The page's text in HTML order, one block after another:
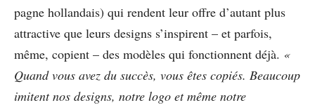
pagne hollandais) qui rendent leur offre d’autant plus
attractive que leurs designs s’inspirent – et parfois,
même, copient – des modèles qui fonctionnent déjà. «
Quand vous avez du succès, vous êtes copiés. Beaucoup
imitent nos designs, notre logo et même notre